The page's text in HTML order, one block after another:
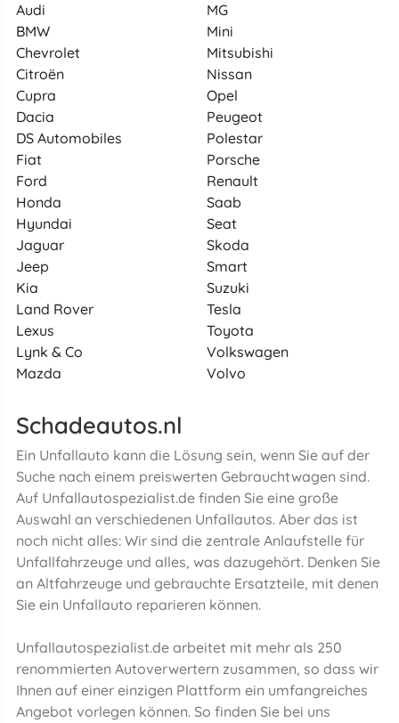
Audi
BMW
Chevrolet
Citroën
Cupra
Dacia
DS Automobiles
Fiat
Ford
Honda
Hyundai
Jaguar
Jeep
Kia
Land Rover
Lexus
Lynk & Co
Mazda
MG
Mini
Mitsubishi
Nissan
Opel
Peugeot
Polestar
Porsche
Renault
Saab
Seat
Skoda
Smart
Suzuki
Tesla
Toyota
Volkswagen
Volvo
Schadeautos.nl
Ein Unfallauto kann die Lösung sein, wenn Sie auf der
Suche nach einem preiswerten Gebrauchtwagen sind.
Auf Unfallautospezialist.de finden Sie eine große
Auswahl an verschiedenen Unfallautos. Aber das ist
noch nicht alles: Wir sind die zentrale Anlaufstelle für
Unfallfahrzeuge und alles, was dazugehört. Denken Sie
an Altfahrzeuge und gebrauchte Ersatzteile, mit denen
Sie ein Unfallauto reparieren können.
Unfallautospezialist.de arbeitet mit mehr als 250
renommierten Autoverwertern zusammen, so dass wir
Ihnen auf einer einzigen Plattform ein umfangreiches
Angebot vorlegen können. So finden Sie bei uns